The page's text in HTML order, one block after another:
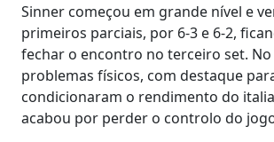
Sinner começou em grande nível e
primeiros parciais, por 6-3 e 6-2,
fechar o encontro no terceiro set.
problemas físicos, com destaque
condicionaram o rendimento do
acabou por perder o controlo do